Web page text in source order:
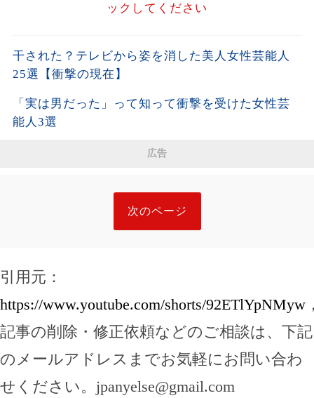
ックしてください
干された？テレビから姿を消した美人女性芸能人
25選【衝撃の現在】
「実は男だった」って知って衝撃を受けた女性芸
能人3選
広告
次のページ
引用元：
https://www.youtube.com/shorts/92ETlYpNMyw
記事の削除・修正依頼などのご相談は、下記
のメールアドレスまでお気軽にお問い合わ
せください。 jpanyelse@gmail.com